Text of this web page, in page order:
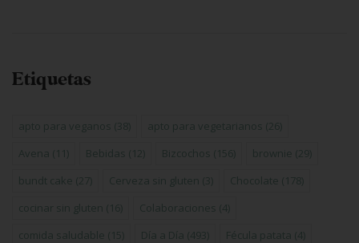
Etiquetas
apto para veganos (38) apto para vegetarianos (26)
Avena (11) Bebidas (12) Bizcochos (156) brownie (29)
bundt cake (27) Cerveza sin gluten (3) Chocolate (178)
cocinar sin gluten (16) Colaboraciones (4)
comida saludable (15) Día a Día (493) Fécula patata (4)